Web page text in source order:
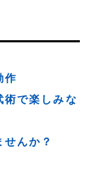
作
術で楽しみな
んか？